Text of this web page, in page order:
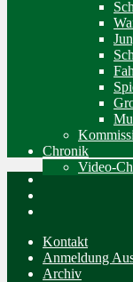
Chronik
Video-
Kontakt
Anmeldung
Archiv